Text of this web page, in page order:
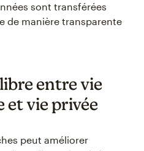
sont transférées
de manière transparente
entre vie
et vie privée
peut améliorer